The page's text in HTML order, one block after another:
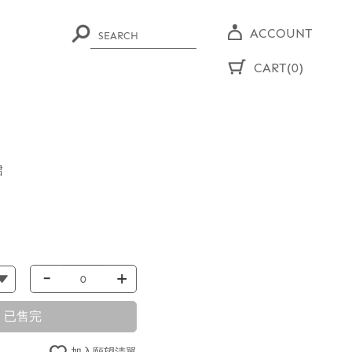
ACCOUNT
CART(0)
- +
已售完